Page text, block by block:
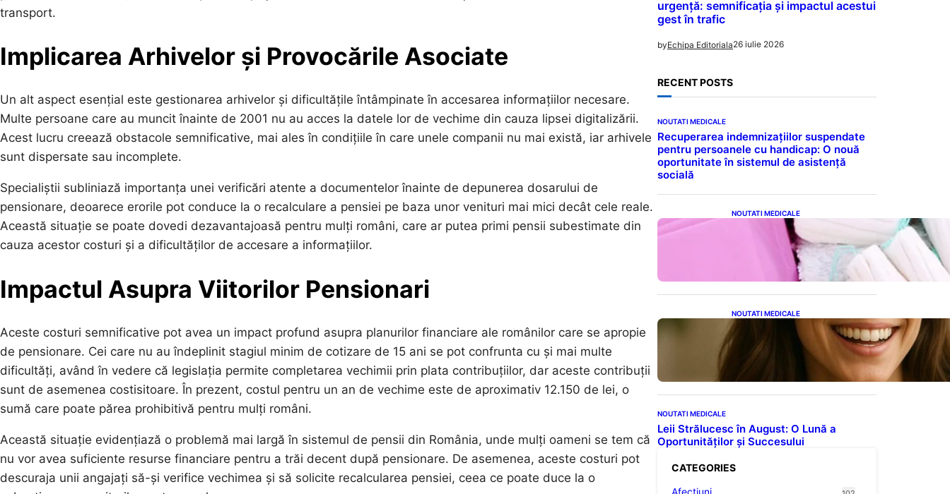
transport.
Implicarea Arhivelor și Provocările Asociate
Un alt aspect esențial este gestionarea arhivelor și dificultățile întâmpinate în accesarea informațiilor necesare.
Multe persoane care au muncit înainte de 2001 nu au acces la datele lor de vechime din cauza lipsei digitalizării.
Acest lucru creează obstacole semnificative, mai ales în condițiile în care unele companii nu mai există, iar arhivele
sunt dispersate sau incomplete.
Specialiștii subliniază importanța unei verificări atente a documentelor înainte de depunerea dosarului de
pensionare, deoarece erorile pot conduce la o recalculare a pensiei pe baza unor venituri mai mici decât cele reale.
Această situație se poate dovedi dezavantajoasă pentru mulți români, care ar putea primi pensii subestimate din
cauza acestor costuri și a dificultăților de accesare a informațiilor.
Impactul Asupra Viitorilor Pensionari
Aceste costuri semnificative pot avea un impact profund asupra planurilor financiare ale românilor care se apropie
de pensionare. Cei care nu au îndeplinit stagiul minim de cotizare de 15 ani se pot confrunta cu și mai multe
dificultăți, având în vedere că legislația permite completarea vechimii prin plata contribuțiilor, dar aceste contribuții
sunt de asemenea costisitoare. În prezent, costul pentru un an de vechime este de aproximativ 12.150 de lei, o
sumă care poate părea prohibitivă pentru mulți români.
Această situație evidențiază o problemă mai largă în sistemul de pensii din România, unde mulți oameni se tem că
nu vor avea suficiente resurse financiare pentru a trăi decent după pensionare. De asemenea, aceste costuri pot
descuraja unii angajați să-și verifice vechimea și să solicite recalcularea pensiei, ceea ce poate duce la o
urgență: semnificația și impactul acestui
gest în trafic
byEchipa Editoriala26 iulie 2026
RECENT POSTS
NOUTATI MEDICALE
Recuperarea indemnizațiilor suspendate
pentru persoanele cu handicap: O nouă
oportunitate în sistemul de asistență
socială
NOUTATI MEDICALE
Tampoanele menstruale: O
analiză profundă a riscurilor
legate de metale toxice
NOUTATI MEDICALE
Ceaiul – Băutura care
protejează inima:
Descoperiri recente despre
beneficiile consumului zilnic
NOUTATI MEDICALE
Leii Strălucesc în August: O Lună a
Oportunităților și Succesului
CATEGORIES
Afectiuni